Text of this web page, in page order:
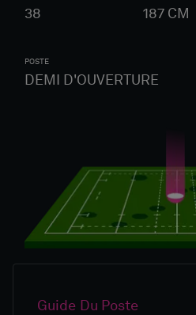
38 187 CM
POSTE
DEMI D'OUVERTURE
Guide Du Poste